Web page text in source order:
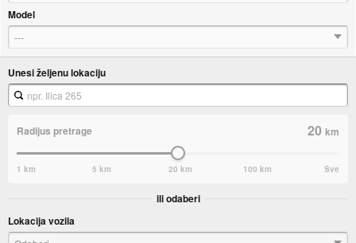
Model
---
Unesi željenu lokaciju
Radijus pretrage 20km
1 km 5 km 20 km 100 km Sve
ili odaberi
Lokacija vozila